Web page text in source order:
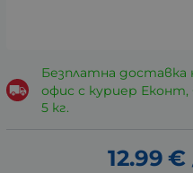
Безплатна доставка
офис с куриер Еконт,
5 кг.
12.99 €